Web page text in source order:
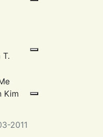
2011
T.
Kim